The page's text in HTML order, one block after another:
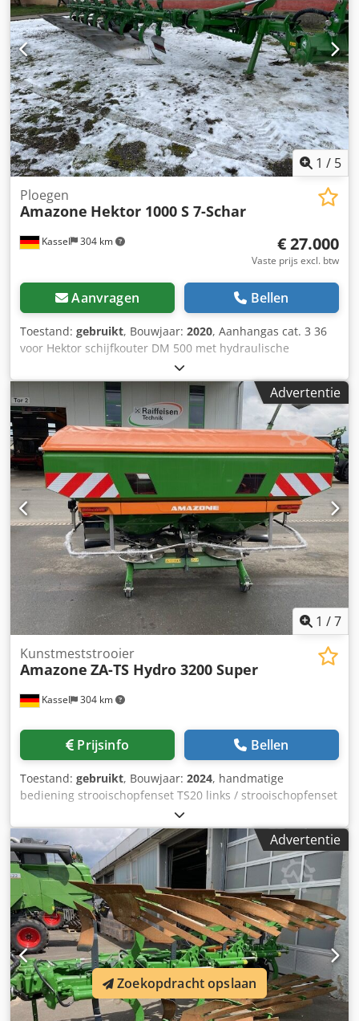
1 / 5
Kassel 304 km
Ploegen
Amazone Hektor 1000 S 7-Schar
€ 27.000
Vaste prijs excl. btw
Aanvragen Bellen
Toestand: gebruikt, Bouwjaar: 2020, Aanhangas cat. 3 36
voor Hektor schijfkouter DM 500 met hydraulische
steenbeveiliging / zware voorschar G1 instelbaar, LED-
verlichting achter, markering vooraan / diefstalbeveiliging
typegoedkeuring-EU 40 km/u – volledige wentelploeg voor
aanhanger – RH 82 / uitbreidbaar Dodpfx Aaothk U Ts Ijkr
Advertentie
1 /7
Kassel 304 km
Kunstmeststrooier
Amazone ZA-TS Hydro 3200 Super
Prijsinfo Bellen
Toestand: gebruikt, Bouwjaar: 2024, handmatige
bediening strooischopfenset TS20 links / strooischopfenset
TS20 rechts, hydraulische aandrijving links met AutoTS en
FlowControl ProfiSPro, hydraulische aandrijving rechts met
AutoTS en FlowControl ProfiSPro, hoofdschijf links met
AutoTS / hoofdschijf rechts Dsdpfxstrdzwe Aa Ijkr
Advertentie
Zoekopdracht opslaan